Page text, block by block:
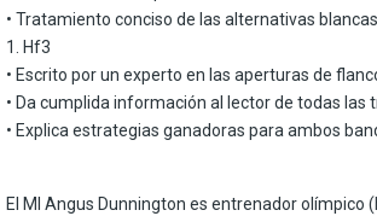
• Tratamiento conciso de las alternativas blancas
1. Hf3
• Escrito por un experto en las aperturas de
• Da cumplida información al lector de todas las
• Explica estrategias ganadoras para ambos
El MI Angus Dunnington es entrenador olímpico